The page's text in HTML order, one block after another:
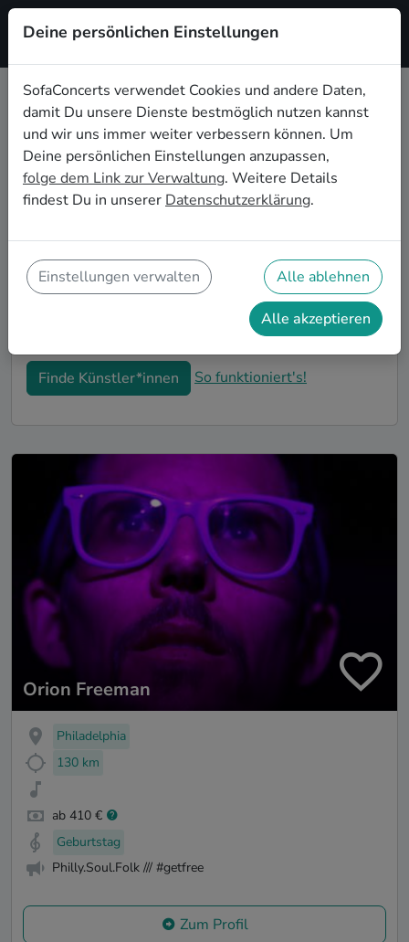
Registrieren
Reggae Live-Musik für den 30.
Geburtstag in New York
Schon wieder ist ein Jahrzehnt vergangen und Dein
nächster runder Geburtstag steht an? Ein Konzert ist
auf eine ganz besondere Art und Weise zu feiern. Ob
kleine Gartenparty oder Feier mit der ganzen
Nachbarschaft: Auf SofaConcerts findest Du tolle
Reggae Live-Acts, die perfekt zu Deiner 30.
Geburtstagsfeier in New York passen.
Finde Künstler*innen So funktioniert's!
Orion Freeman
Philadelphia
130 km
ab 410 €
Geburtstag
Philly.Soul.Folk /// #getfree
Zum Profil
Deine persönlichen Einstellungen
SofaConcerts verwendet Cookies und andere Daten,
damit Du unsere Dienste bestmöglich nutzen kannst
und wir uns immer weiter verbessern können. Um
Deine persönlichen Einstellungen anzupassen,
folge dem Link zur Verwaltung. Weitere Details
findest Du in unserer Datenschutzerklärung.
Einstellungen verwalten Alle ablehnen
Alle akzeptieren